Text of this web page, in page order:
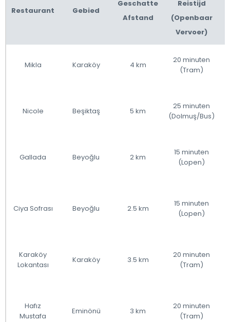
Restaurant Gebied
Geschatte
Afstand
Reistijd
(Openbaar
Vervoer)
Mikla Karaköy 4 km
20 minuten
(Tram)
Nicole Beşiktaş 5 km
25 minuten
(Dolmuş/Bus)
Gallada Beyoğlu 2 km
15 minuten
(Lopen)
Ciya Sofrası Beyoğlu 2.5 km
15 minuten
(Lopen)
Karaköy
Lokantası
Karaköy 3.5 km
20 minuten
(Tram)
Hafız
Mustafa
Eminönü 3 km
20 minuten
(Tram)